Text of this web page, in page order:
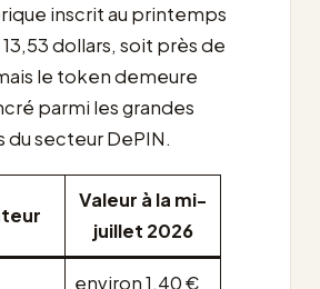
inscrit au printemps
dollars, soit près de
le token demeure
parmi les grandes
secteur DePIN.
Valeur à la mi-
juillet 2026
environ 1,40 €